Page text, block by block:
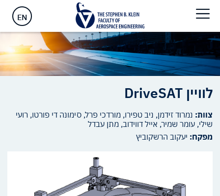
EN
לוויין DriveSAT
צוות: נמרוד זידמן, ניב טפירו, מורדכי פרל, סימונה די פורטו, רועי
שילי, עומר שמיר, אייל דווידוב, מתן עבדל
מפקח: יעקוב הרשקוביץ